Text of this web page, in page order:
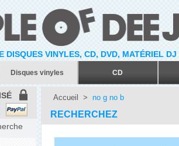
DISQUES VINYLES, CD, DVD, MATÉRIEL
Disques vinyles CD
Accueil > no g no b
RECHERCHEZ